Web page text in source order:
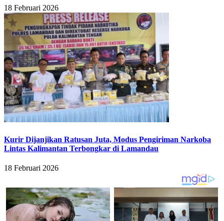
18 Februari 2026
Kurir Dijanjikan Ratusan Juta, Modus Pengiriman Narkoba
Lintas Kalimantan Terbongkar di Lamandau
18 Februari 2026